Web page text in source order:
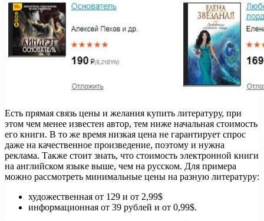
Есть прямая связь цены и желания купить литературу, при
этом чем менее известен автор, тем ниже начальная стоимость
его книги. В то же время низкая цена не гарантирует спрос
даже на качественное произведение, поэтому и нужна
реклама. Также стоит знать, что стоимость электронной книги
на английском языке выше, чем на русском. Для примера
можно рассмотреть минимальные цены на разную литературу:
художественная от 129 и от 2,99$
информационная от 39 рублей и от 0,99$.